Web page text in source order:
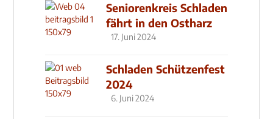
Seniorenkreis Schladen
fährt in den Ostharz
17. Juni 2024
Schladen Schützenfest
2024
6. Juni 2024